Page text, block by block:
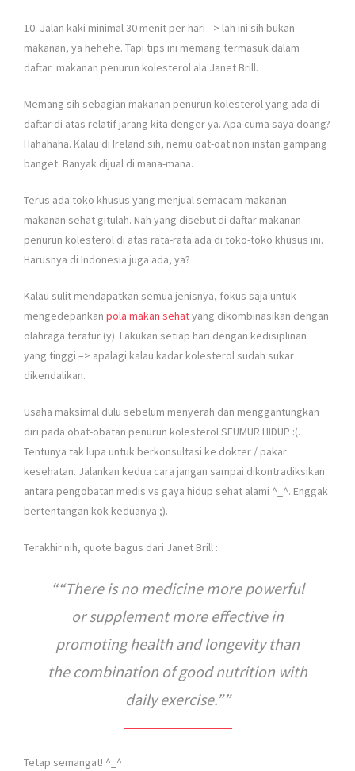
10. Jalan kaki minimal 30 menit per hari –> lah ini sih bukan
makanan, ya hehehe. Tapi tips ini memang termasuk dalam
daftar makanan penurun kolesterol ala Janet Brill.
Memang sih sebagian makanan penurun kolesterol yang ada di
daftar di atas relatif jarang kita denger ya. Apa cuma saya doang?
Hahahaha. Kalau di Ireland sih, nemu oat-oat non instan gampang
banget. Banyak dijual di mana-mana.
Terus ada toko khusus yang menjual semacam makanan-
makanan sehat gitulah. Nah yang disebut di daftar makanan
penurun kolesterol di atas rata-rata ada di toko-toko khusus ini.
Harusnya di Indonesia juga ada, ya?
Kalau sulit mendapatkan semua jenisnya, fokus saja untuk
mengedepankan pola makan sehatyang dikombinasikan dengan
olahraga teratur (y). Lakukan setiap hari dengan kedisiplinan
yang tinggi –> apalagi kalau kadar kolesterol sudah sukar
dikendalikan.
Usaha maksimal dulu sebelum menyerah dan menggantungkan
diri pada obat-obatan penurun kolesterol SEUMUR HIDUP :(.
Tentunya tak lupa untuk berkonsultasi ke dokter / pakar
kesehatan. Jalankan kedua cara jangan sampai dikontradiksikan
antara pengobatan medis vs gaya hidup sehat alami ^_^. Enggak
bertentangan kok keduanya ;).
Terakhir nih, quote bagus dari Janet Brill :
“There is no medicine more powerful
or supplement more effective in
promoting health and longevity than
the combination of good nutrition with
daily exercise.”
Tetap semangat! ^_^